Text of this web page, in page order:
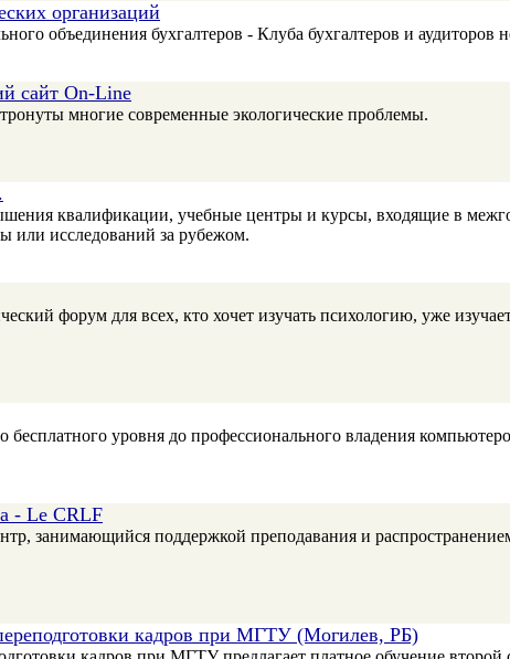
организаций
объединения бухгалтеров - Клуба бухгалтеров и
сайт On-Line
многие современные экологические проблемы.
квалификации, учебные центры и курсы, входящие в
или исследований за рубежом.
форум для всех, кто хочет изучать психологию, уже
бесплатного уровня до профессионального владения
- Le CRLF
занимающийся поддержкой преподавания и
кадров при МГТУ (Могилев, РБ)